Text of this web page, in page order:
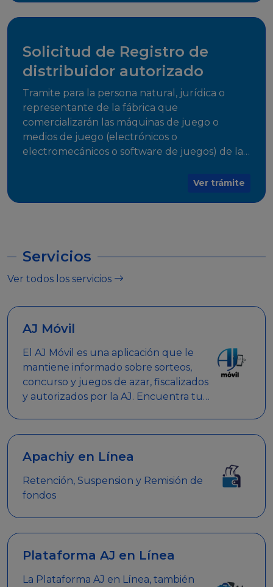
Solicitud de Registro de
distribuidor autorizado
Tramite para la persona natural, jurídica o
representante de la fábrica que
comercializarán las máquinas de juego o
medios de juego (electrónicos o
electromecánicos o software de juegos) de las
Ver trámite
Servicios
Ver todos los servicios
AJ Móvil
El AJ Móvil es una aplicación que le
mantiene informado sobre sorteos,
concurso y juegos de azar, fiscalizados
y autorizados por la AJ. Encuentra tus
clave.
Apachiy en Línea
Retención, Suspension y Remisión de
fondos
Plataforma AJ en Línea
La Plataforma AJ en Línea, también